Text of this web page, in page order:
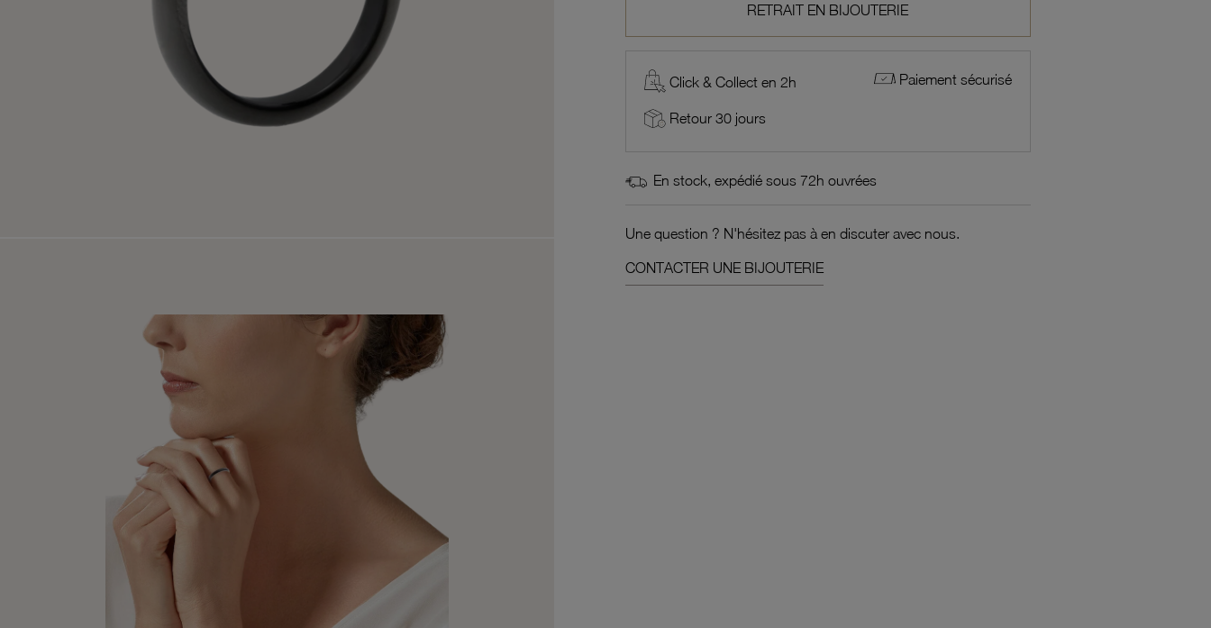
RETRAIT EN BIJOUTERIE
Click & Collect en 2h Paiement sécurisé
Retour 30 jours
En stock, expédié sous 72h ouvrées
Une question ? N'hésitez pas à en discuter avec nous.
CONTACTER UNE BIJOUTERIE